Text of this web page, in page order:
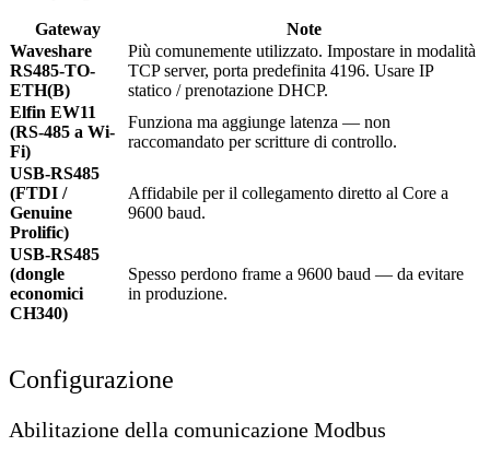
Gateway
Note
Waveshare
RS485-TO-
ETH(B)
Più comunemente utilizzato. Impostare in modalità
TCP server, porta predefinita 4196. Usare IP
statico / prenotazione DHCP.
Elfin EW11
(RS-485 a Wi-
Fi)
Funziona ma aggiunge latenza — non
raccomandato per scritture di controllo.
USB-RS485
(FTDI /
Genuine
Prolific)
Affidabile per il collegamento diretto al Core a
9600 baud.
USB-RS485
(dongle
economici
CH340)
Spesso perdono frame a 9600 baud — da evitare
in produzione.
Configurazione
Abilitazione della comunicazione Modbus